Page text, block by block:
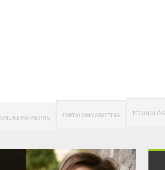
ONLINE MARKETING TARTALOMMARKETING